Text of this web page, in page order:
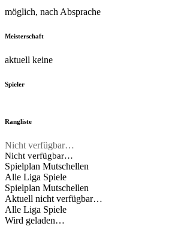
möglich, nach Absprache
Meisterschaft
aktuell keine
Spieler
Rangliste
Nicht verfügbar…
Nicht verfügbar…
Spielplan Mutschellen
Alle Liga Spiele
Spielplan Mutschellen
Aktuell nicht verfügbar…
Alle Liga Spiele
Wird geladen…